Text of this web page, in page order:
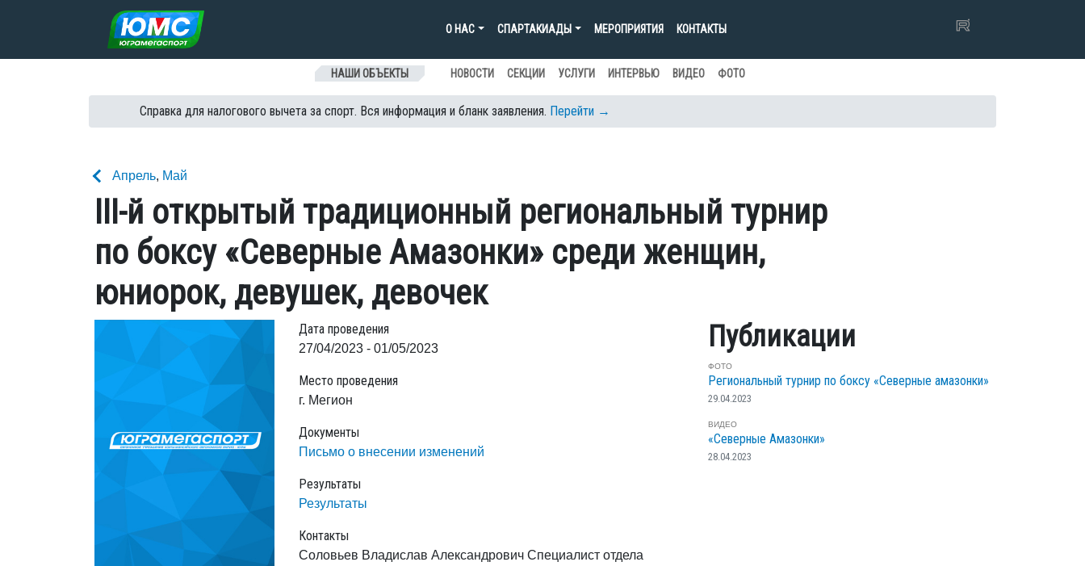
Перейти к содержанию
О НАС СПАРТАКИАДЫ МЕРОПРИЯТИЯ КОНТАКТЫ
НАШИ ОБЪЕКТЫ НОВОСТИ СЕКЦИИ УСЛУГИ ИНТЕРВЬЮ ВИДЕО ФОТО
Справка для налогового вычета за спорт. Вся информация и бланк заявления. Перейти →
Апрель, Май
III-й открытый традиционный региональный турнир
по боксу «Северные Амазонки» среди женщин,
юниорок, девушек, девочек
Дата проведения
27/04/2023 - 01/05/2023
Место проведения
г. Мегион
Документы
Письмо о внесении изменений
Результаты
Результаты
Контакты
Соловьев Владислав Александрович Специалист отдела
Публикации
ФОТО
Региональный турнир по боксу «Северные амазонки»
29.04.2023
ВИДЕО
«Северные Амазонки»
28.04.2023